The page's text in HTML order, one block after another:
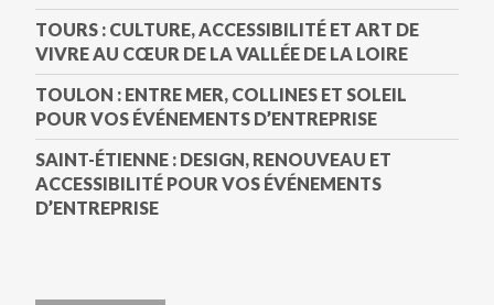
TOURS : CULTURE, ACCESSIBILITÉ ET ART DE
VIVRE AU CŒUR DE LA VALLÉE DE LA LOIRE
TOULON : ENTRE MER, COLLINES ET SOLEIL
POUR VOS ÉVÉNEMENTS D’ENTREPRISE
SAINT-ÉTIENNE : DESIGN, RENOUVEAU ET
ACCESSIBILITÉ POUR VOS ÉVÉNEMENTS
D’ENTREPRISE